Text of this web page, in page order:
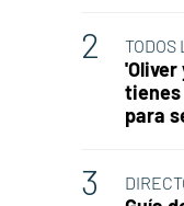
TODOS
'Oliver
tienes
para